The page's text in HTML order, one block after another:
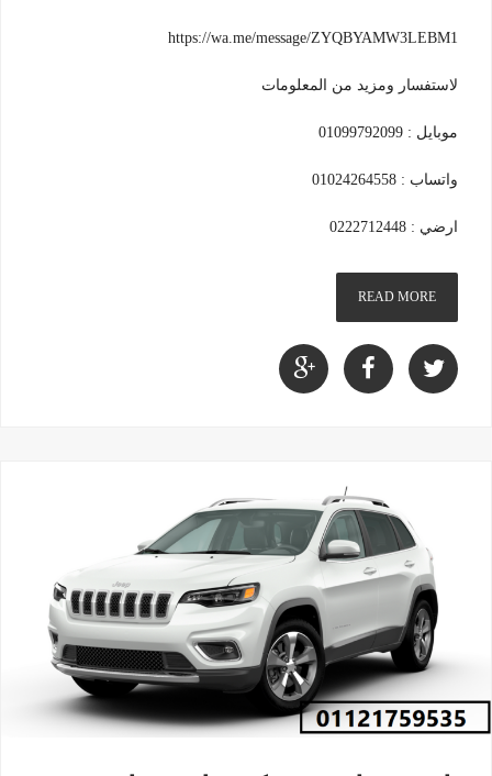
https://wa.me/message/ZYQBYAMW3LEBM1
لاستفسار ومزيد من المعلومات
موبايل : 01099792099
واتساب : 01024264558
ارضي : 0222712448
READ MORE